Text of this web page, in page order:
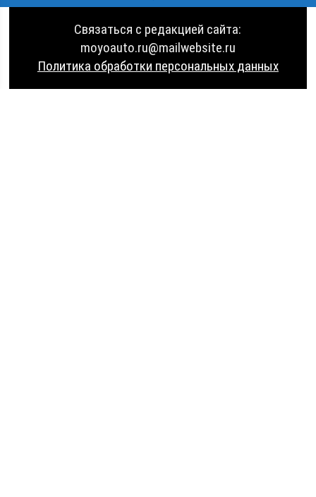
Связаться с редакцией сайта:
moyoauto.ru@mailwebsite.ru
Политика обработки персональных данных